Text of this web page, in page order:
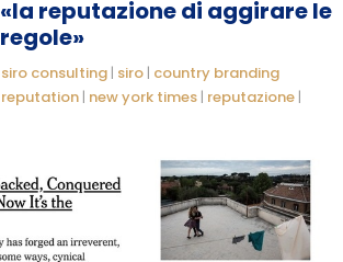
«la reputazione di aggirare le
regole»
siro consulting | siro | country branding
reputation | new york times | reputazione |